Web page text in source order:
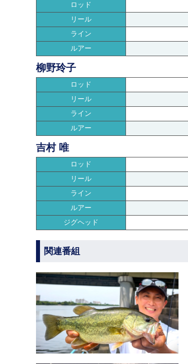
ロッド
リール
ライン
ルアー
柳野玲子
ロッド
リール
ライン
ルアー
吉村 唯
ロッド
リール
ライン
ルアー
ジグヘッド
関連番組